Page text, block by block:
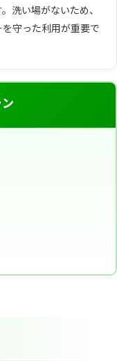
洗い場がないため、
守った利用が重要で